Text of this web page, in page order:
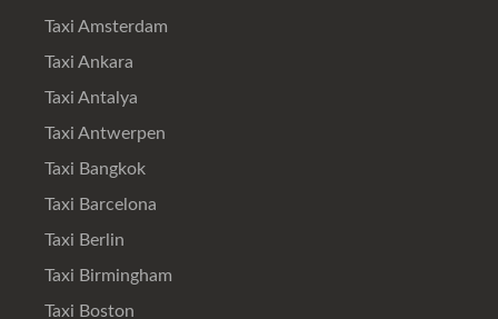
Taxi Amsterdam
Taxi Ankara
Taxi Antalya
Taxi Antwerpen
Taxi Bangkok
Taxi Barcelona
Taxi Berlin
Taxi Birmingham
Taxi Boston